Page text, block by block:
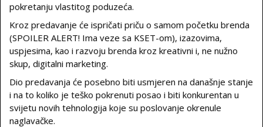
pokretanju vlastitog poduzeća.
Kroz predavanje će ispričati priču o samom početku brenda
(SPOILER ALERT! Ima veze sa KSET-om), izazovima,
uspjesima, kao i razvoju brenda kroz kreativni i, ne nužno
skup, digitalni marketing.
Dio predavanja će posebno biti usmjeren na današnje stanje
i na to koliko je teško pokrenuti posao i biti konkurentan u
svijetu novih tehnologija koje su poslovanje okrenule
naglavačke.